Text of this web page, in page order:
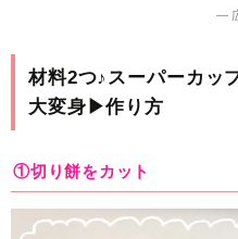
―
材料2つ♪スーパーカッ
大変身▶作り方
①切り餅をカット